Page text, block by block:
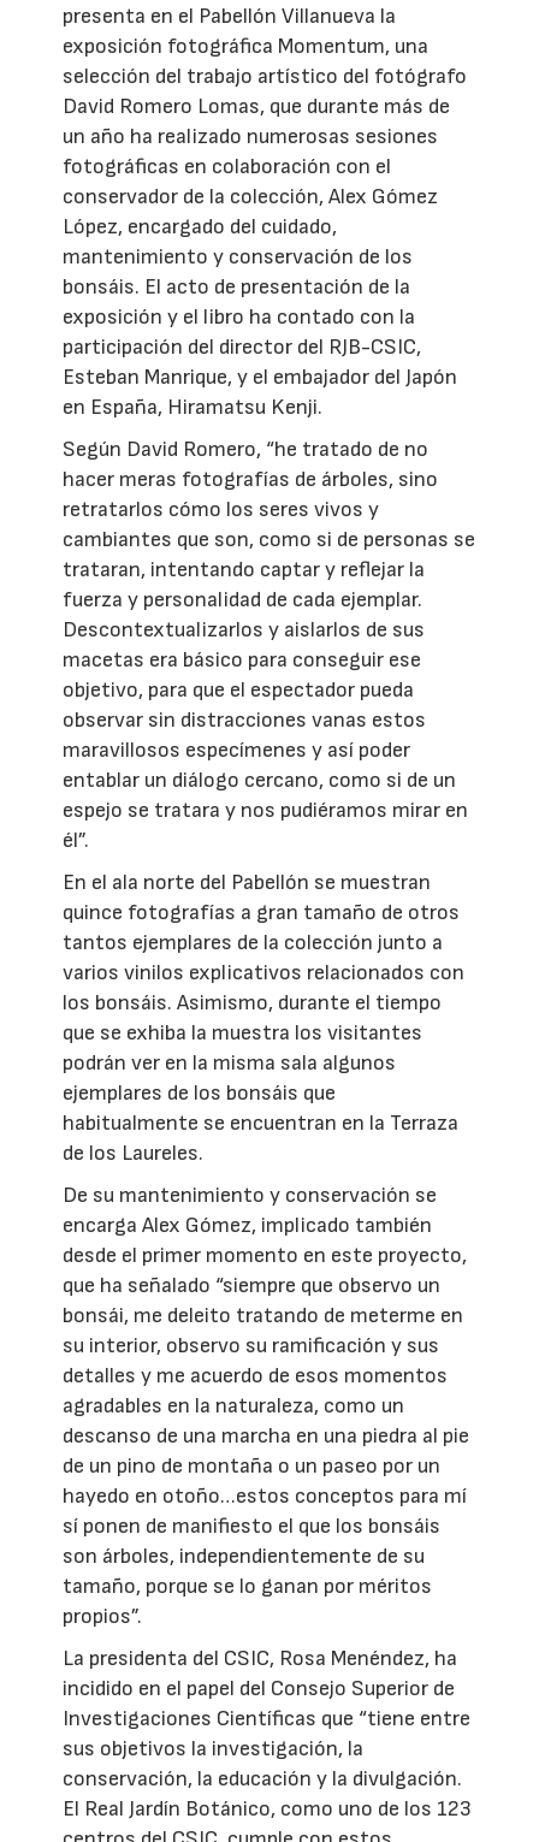
presenta en el Pabellón Villanueva la
exposición fotográfica Momentum, una
selección del trabajo artístico del fotógrafo
David Romero Lomas, que durante más de
un año ha realizado numerosas sesiones
fotográficas en colaboración con el
conservador de la colección, Alex Gómez
López, encargado del cuidado,
mantenimiento y conservación de los
bonsáis. El acto de presentación de la
exposición y el libro ha contado con la
participación del director del RJB-CSIC,
Esteban Manrique, y el embajador del Japón
en España, Hiramatsu Kenji.
Según David Romero, “he tratado de no
hacer meras fotografías de árboles, sino
retratarlos cómo los seres vivos y
cambiantes que son, como si de personas se
trataran, intentando captar y reflejar la
fuerza y personalidad de cada ejemplar.
Descontextualizarlos y aislarlos de sus
macetas era básico para conseguir ese
objetivo, para que el espectador pueda
observar sin distracciones vanas estos
maravillosos especímenes y así poder
entablar un diálogo cercano, como si de un
espejo se tratara y nos pudiéramos mirar en
él”.
En el ala norte del Pabellón se muestran
quince fotografías a gran tamaño de otros
tantos ejemplares de la colección junto a
varios vinilos explicativos relacionados con
los bonsáis. Asimismo, durante el tiempo
que se exhiba la muestra los visitantes
podrán ver en la misma sala algunos
ejemplares de los bonsáis que
habitualmente se encuentran en la Terraza
de los Laureles.
De su mantenimiento y conservación se
encarga Alex Gómez, implicado también
desde el primer momento en este proyecto,
que ha señalado “siempre que observo un
bonsái, me deleito tratando de meterme en
su interior, observo su ramificación y sus
detalles y me acuerdo de esos momentos
agradables en la naturaleza, como un
descanso de una marcha en una piedra al pie
de un pino de montaña o un paseo por un
hayedo en otoño…estos conceptos para mí
sí ponen de manifiesto el que los bonsáis
son árboles, independientemente de su
tamaño, porque se lo ganan por méritos
propios”.
La presidenta del CSIC, Rosa Menéndez, ha
incidido en el papel del Consejo Superior de
Investigaciones Científicas que “tiene entre
sus objetivos la investigación, la
conservación, la educación y la divulgación.
El Real Jardín Botánico, como uno de los 123